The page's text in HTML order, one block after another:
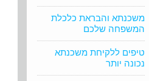
משכנתא והבראת כלכלת
המשפחה שלכם
טיפים ללקיחת משכנתא
נכונה יותר